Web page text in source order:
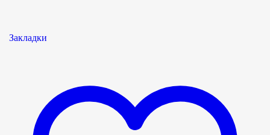
Закладки